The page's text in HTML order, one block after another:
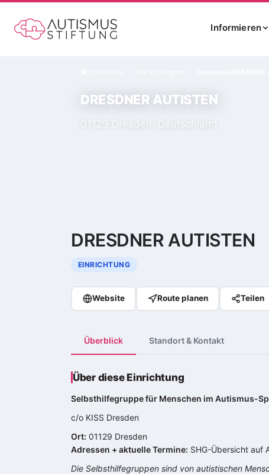
Informieren
DRESDNER AUTISTEN
01129 Dresden, Deutschland
DRESDNER AUTISTEN
EINRICHTUNG
Website Route planen Teilen
Überblick Standort & Kontakt
Über diese Einrichtung
Selbsthilfegruppe für Menschen im Autismus-
c/o KISS Dresden
Ort: 01129 Dresden
Adressen + aktuelle Termine: SHG-Übersicht auf
Die Selbsthilfegruppen sind von autistischen